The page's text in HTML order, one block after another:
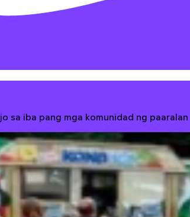
sa iba pang mga komunidad ng paaralan